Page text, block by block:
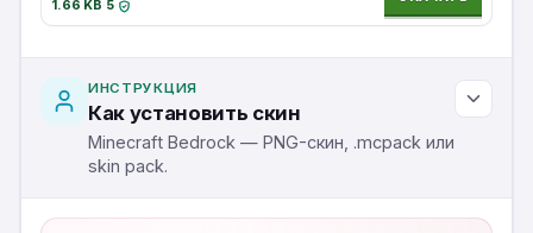
1.66 KB·5·
ИНСТРУКЦИЯ
Как установить скин
Minecraft Bedrock — PNG-скин, .mcpack или
skin pack.